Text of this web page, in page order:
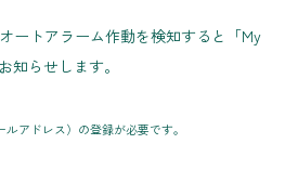
ートアラーム作動を検知すると「My
知らせします。
アドレス）の登録が必要です。